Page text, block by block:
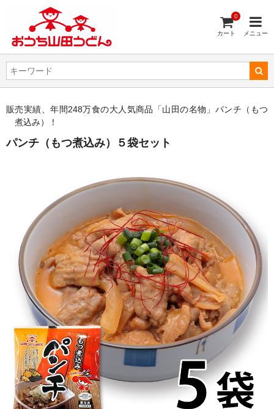
カート
0
メニュー
販売実績、年間248万食の大人気商品「山田の名物」パンチ（もつ
煮込み）！
パンチ（もつ煮込み）５袋セット